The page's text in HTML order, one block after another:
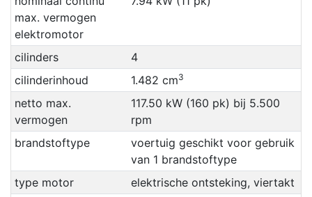
max. vermogen
elektromotor
cilinders
4
cilinderinhoud
1.482 cm3
netto max.
vermogen
117.50 kW (160 pk) bij 5.500
rpm
brandstoftype
voertuig geschikt voor gebruik
van 1 brandstoftype
type motor
elektrische ontsteking, viertakt